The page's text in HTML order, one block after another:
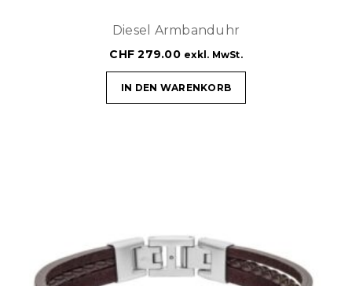
Diesel Armbanduhr
CHF 279.00 exkl. MwSt.
IN DEN WARENKORB